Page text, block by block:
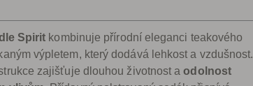
Spirit kombinuje přírodní eleganci teakového
výpletem, který dodává lehkost a vzdušnost.
zajišťuje dlouhou životnost aodolnost